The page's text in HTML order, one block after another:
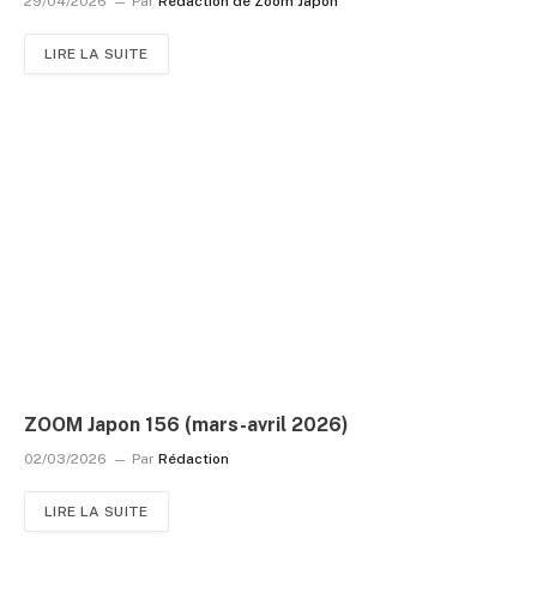
LIRE LA SUITE
ZOOM Japon 156 (mars-avril 2026)
02/03/2026 Par Rédaction
LIRE LA SUITE